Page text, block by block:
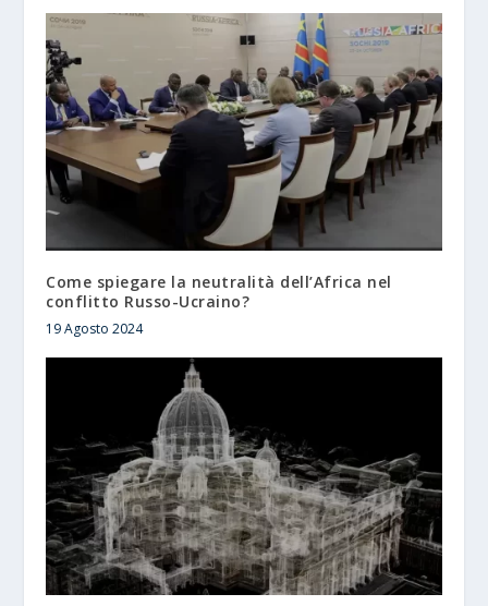
Come spiegare la neutralità dell’Africa nel
conflitto Russo-Ucraino?
19 Agosto 2024